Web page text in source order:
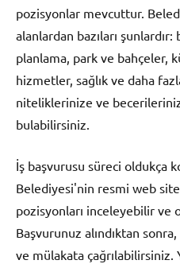
pozisyonlar mevcuttur.
alanlardan bazıları
planlama, park ve bahçeler,
hizmetler, sağlık ve daha
niteliklerinize ve
bulabilirsiniz.
İş başvurusu süreci oldukça
Belediyesi'nin resmi web
pozisyonları inceleyebilir ve
Başvurunuz alındıktan
ve mülakata